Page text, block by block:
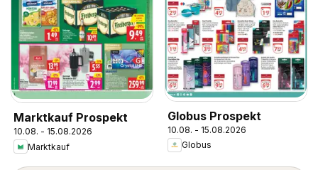
Marktkauf Prospekt
10.08. - 15.08.2026
Marktkauf
Globus Prospekt
10.08. - 15.08.2026
Globus